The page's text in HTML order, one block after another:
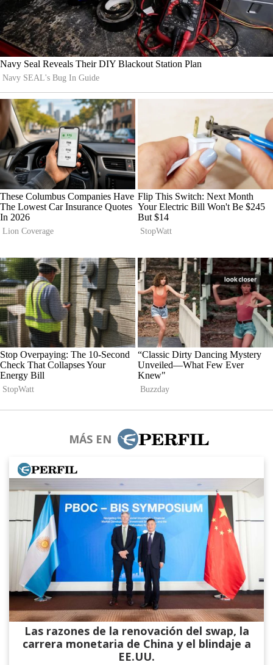
MÁS EN
Las razones de la renovación del swap, la
carrera monetaria de China y el blindaje a
EE.UU.